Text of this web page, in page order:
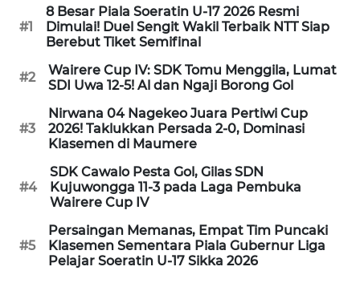
#1
8 Besar Piala Soeratin U-17 2026 Resmi
Dimulai! Duel Sengit Wakil Terbaik NTT Siap
Berebut Tiket Semifinal
#2
Wairere Cup IV: SDK Tomu Menggila, Lumat
SDI Uwa 12-5! Al dan Ngaji Borong Gol
#3
Nirwana 04 Nagekeo Juara Pertiwi Cup
2026! Taklukkan Persada 2-0, Dominasi
Klasemen di Maumere
#4
SDK Cawalo Pesta Gol, Gilas SDN
Kujuwongga 11-3 pada Laga Pembuka
Wairere Cup IV
#5
Persaingan Memanas, Empat Tim Puncaki
Klasemen Sementara Piala Gubernur Liga
Pelajar Soeratin U-17 Sikka 2026
WN
SUMSEL
WN
BENGKULU
WN
LAMPUNG
WN
JATENG
WN